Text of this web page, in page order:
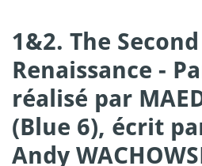
1&2. The Second
Renaissance -
réalisé par
(Blue 6), écrit
Andy